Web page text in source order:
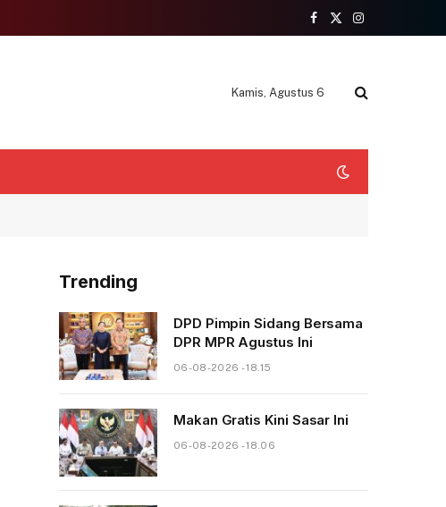
Facebook
X
Instagram
Kamis, Agustus 6
Trending
DPD Pimpin Sidang Bersama
DPR MPR Agustus Ini
06-08-2026 - 18.15
Makan Gratis Kini Sasar Ini
06-08-2026 - 18.06